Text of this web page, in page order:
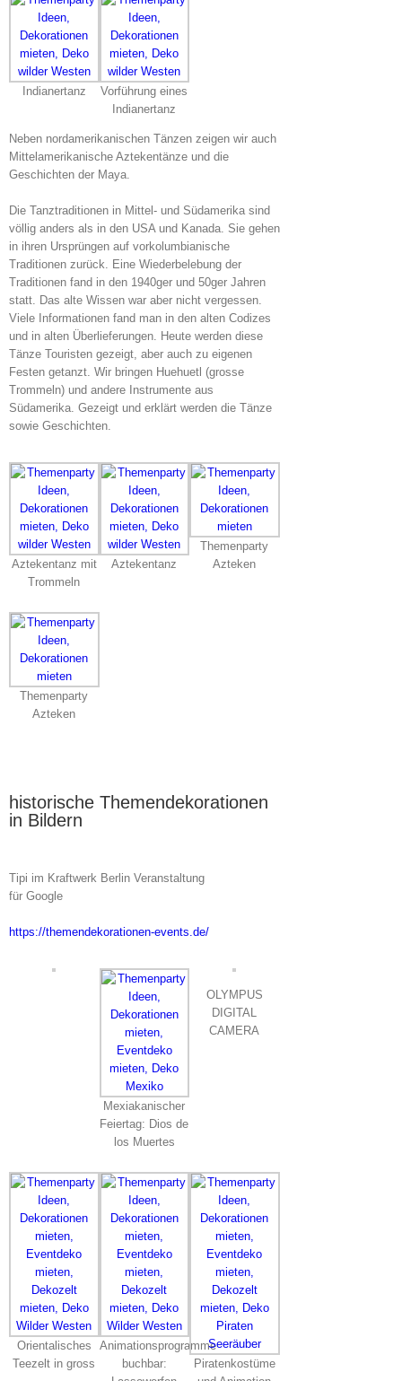
Indianertanz
Vorführung eines
Indianertanz
Neben nordamerikanischen Tänzen zeigen wir auch
Mittelamerikanische Aztekentänze und die
Geschichten der Maya.
Die Tanztraditionen in Mittel- und Südamerika sind
völlig anders als in den USA und Kanada. Sie gehen
in ihren Ursprüngen auf vorkolumbianische
Traditionen zurück. Eine Wiederbelebung der
Traditionen fand in den 1940ger und 50ger Jahren
statt. Das alte Wissen war aber nicht vergessen.
Viele Informationen fand man in den alten Codizes
und in alten Überlieferungen. Heute werden diese
Tänze Touristen gezeigt, aber auch zu eigenen
Festen getanzt. Wir bringen Huehuetl (grosse
Trommeln) und andere Instrumente aus
Südamerika. Gezeigt und erklärt werden die Tänze
sowie Geschichten.
Aztekentanz mit
Trommeln
Aztekentanz
Themenparty
Azteken
Themenparty
Azteken
historische Themendekorationen
in Bildern
Tipi im Kraftwerk Berlin Veranstaltung
für Google
https://themendekorationen-events.de/
Mexiakanischer
Feiertag: Dios de
los Muertes
OLYMPUS
DIGITAL
CAMERA
Orientalisches
Teezelt in gross
Animationsprogramme
buchbar:
Piratenkostüme